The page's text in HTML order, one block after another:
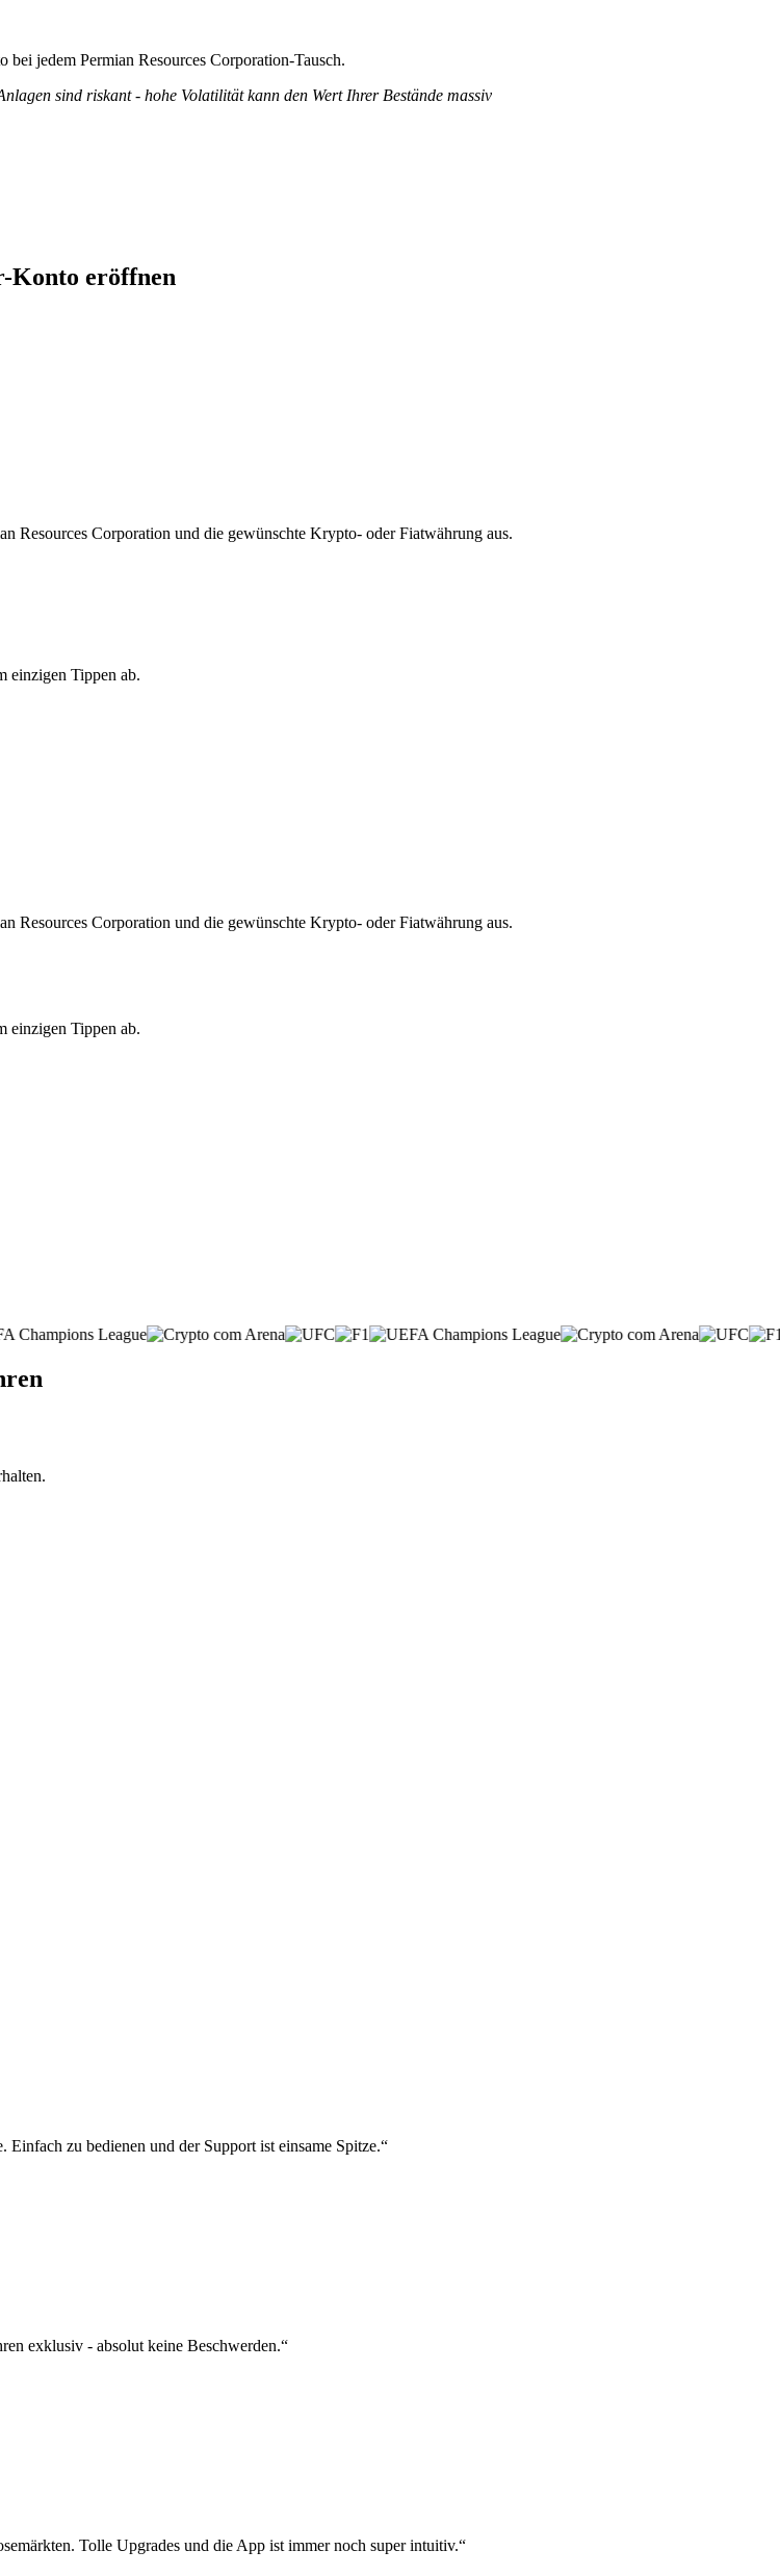
jedem Permian Resources Corporation-Tausch.
sind riskant - hohe Volatilität kann den Wert Ihrer Bestände massiv
Konto eröffnen
Resources Corporation und die gewünschte Krypto- oder Fiatwährung aus.
einzigen Tippen ab.
Resources Corporation und die gewünschte Krypto- oder Fiatwährung aus.
einzigen Tippen ab.
zu bedienen und der Support ist einsame Spitze.“
exklusiv - absolut keine Beschwerden.“
Tolle Upgrades und die App ist immer noch super intuitiv.“